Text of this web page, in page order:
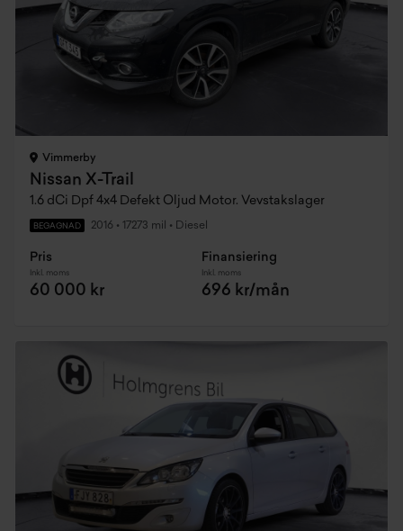
Vimmerby
Nissan X-Trail
1.6 dCi Dpf 4x4 Defekt Oljud Motor. Vevstakslager
BEGAGNAD 2016 • 17273 mil • Diesel
Pris
Inkl. moms
60 000 kr
Finansiering
Inkl. moms
696 kr/mån